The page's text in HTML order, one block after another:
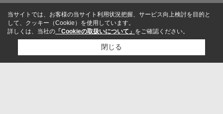
当サイトでは、お客様の当サイト利用状況把握、サービス向上検討を目的と
して、クッキー（Cookie）を使用しています。
詳しくは、当社の 「Cookieの取扱いについて」 をご確認ください。
閉じる